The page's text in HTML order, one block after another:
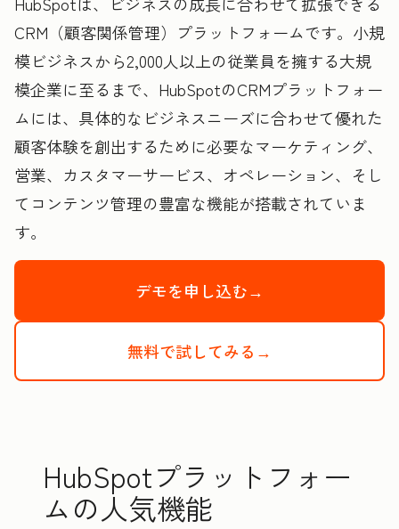
CRM（顧客関係管理）プラットフォームです。小規
模ビジネスから2,000人以上の従業員を擁する大規
模企業に至るまで、HubSpotのCRMプラットフォー
ムには、具体的なビジネスニーズに合わせて優れた
顧客体験を創出するために必要なマーケティング、
営業、カスタマーサービス、オペレーション、そし
てコンテンツ管理の豊富な機能が搭載されていま
す。
デモを申し込む→
無料で試してみる→
HubSpotプラットフォー
ムの人気機能